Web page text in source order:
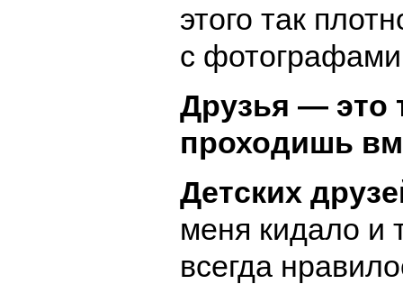
этого так
с
Друзья — это
проходишь
Детских
меня кидало и
всегда